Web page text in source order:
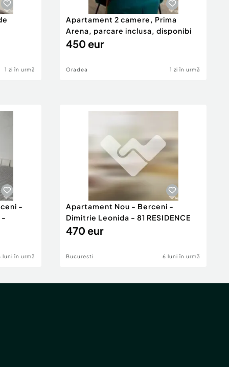
1 zi în urmă
Apartament 2 camere, Prima
Arena, parcare inclusa, disponibi
450 eur
Oradea 1 zi în urmă
-
-
luni în urmă
Apartament Nou - Berceni -
Dimitrie Leonida - 81 RESIDENCE
470 eur
Bucuresti 6 luni în urmă